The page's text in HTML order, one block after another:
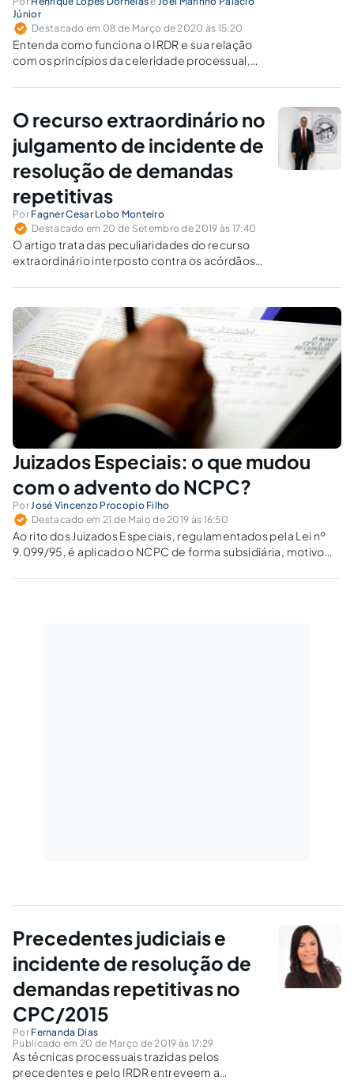
Júnior
Destacado em 08 de Março de 2020 às 15:20
Entenda como funciona o IRDR e sua relação
com os princípios da celeridade processual,
O recurso extraordinário no
julgamento de incidente de
resolução de demandas
repetitivas
Por Fagner Cesar Lobo Monteiro
Destacado em 20 de Setembro de 2019 às 17:40
O artigo trata das peculiaridades do recurso
extraordinário interposto contra os acórdãos
do IRDR – incidente de resolução de
demandas repetitivas, instituto que nasceu
com o CPC/2015.
Juizados Especiais: o que mudou
com o advento do NCPC?
Por José Vincenzo Procopio Filho
Destacado em 21 de Maio de 2019 às 16:50
Ao rito dos Juizados Especiais, regulamentados pela Lei nº
9.099/95, é aplicado o NCPC de forma subsidiária, motivo
diploma ao microssistema dos Juizados Especiais.
Precedentes judiciais e
incidente de resolução de
demandas repetitivas no
CPC/2015
Por Fernanda Dias
Publicado em 20 de Março de 2019 às 17:29
As técnicas processuais trazidas pelos
precedentes e pelo IRDR entreveem a